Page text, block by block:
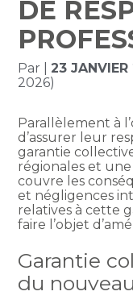
DE
Par |23
2026)
Parallèlement à
d’assurer leur
garantie
régionales et
couvre les
et négligences
relatives à cette
faire l’objet
Garantie
du nouveau